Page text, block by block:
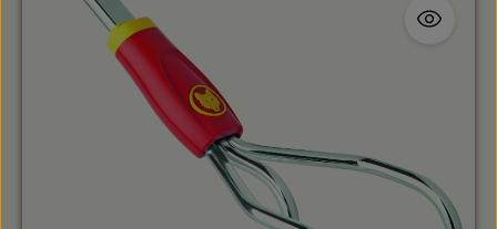
gEinsatz: Bodenlockern, Unkrautentfernung,
BeetvorbereitungAlle Vorteile im Überblick:Präzise 3-
Zinken-Konstruktion für feine Arbeiten in engen
BereichenPulverbeschichtung schützt vor Rost und
sorgt für LanglebigkeitErgonomischer Griff liegt sicher
in der Hand, verhindert DruckstellenVielseitig für
Hochbeete, Balkone, Kübelpflanzen und
FreilandEffektive Belüftung: Luft und Nährstoffe
erreichen PflanzenwurzelnLeicht, kompakt und
platzsparend – ideal für den Einsatz unterwegsMit dem
Fieldhaus Handgrubber mit 3 Zinken pflegen Sie Ihren